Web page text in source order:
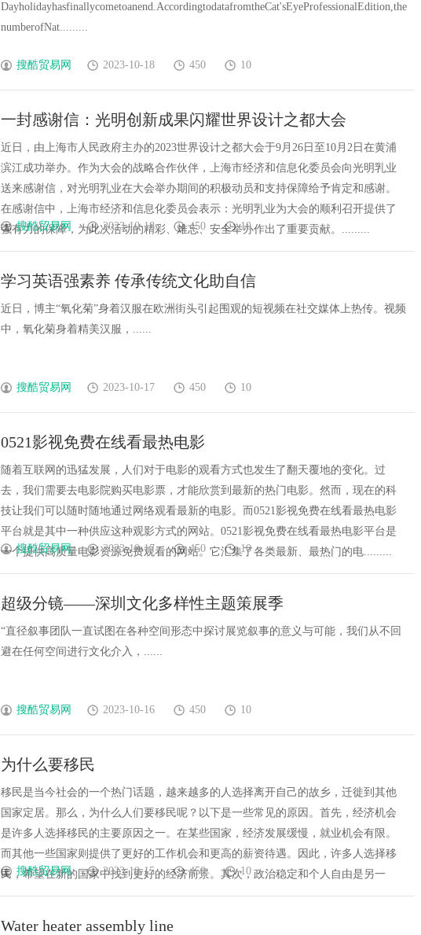
Dayholidayhasfinallycometoanend.AccordingtodatafromtheCat'sEyeProfessionalEdition,the
numberofNat.........
搜酷贸易网 2023-10-18 450 10
一封感谢信：光明创新成果闪耀世界设计之都大会
近日，由上海市人民政府主办的2023世界设计之都大会于9月26日至10月2日在黄浦
滨江成功举办。作为大会的战略合作伙伴，上海市经济和信息化委员会向光明乳业
送来感谢信，对光明乳业在大会举办期间的积极动员和支持保障给予肯定和感谢。
在感谢信中，上海市经济和信息化委员会表示：光明乳业为大会的顺利召开提供了
强有力的保障，为此次活动的精彩、难忘、安全举办作出了重要贡献。.........
搜酷贸易网 2023-10-18 450 10
学习英语强素养 传承传统文化助自信
近日，博主“氧化菊”身着汉服在欧洲街头引起围观的短视频在社交媒体上热传。视频
中，氧化菊身着精美汉服，......
搜酷贸易网 2023-10-17 450 10
0521影视免费在线看最热电影
随着互联网的迅猛发展，人们对于电影的观看方式也发生了翻天覆地的变化。过
去，我们需要去电影院购买电影票，才能欣赏到最新的热门电影。然而，现在的科
技让我们可以随时随地通过网络观看最新的电影。而0521影视免费在线看最热电影
平台就是其中一种供应这种观影方式的网站。0521影视免费在线看最热电影平台是
一个提供高质量电影资源免费观看的网站。它汇集了各类最新、最热门的电.........
搜酷贸易网 2023-10-17 450 10
超级分镜——深圳文化多样性主题策展季
“直径叙事团队一直试图在各种空间形态中探讨展览叙事的意义与可能，我们从不回
避在任何空间进行文化介入，......
搜酷贸易网 2023-10-16 450 10
为什么要移民
移民是当今社会的一个热门话题，越来越多的人选择离开自己的故乡，迁徙到其他
国家定居。那么，为什么人们要移民呢？以下是一些常见的原因。首先，经济机会
是许多人选择移民的主要原因之一。在某些国家，经济发展缓慢，就业机会有限。
而其他一些国家则提供了更好的工作机会和更高的薪资待遇。因此，许多人选择移
民，希望在新的国家中找到更好的经济前景。其次，政治稳定和个人自由是另一
搜酷贸易网 2023-10-15 450 10
Water heater assembly line